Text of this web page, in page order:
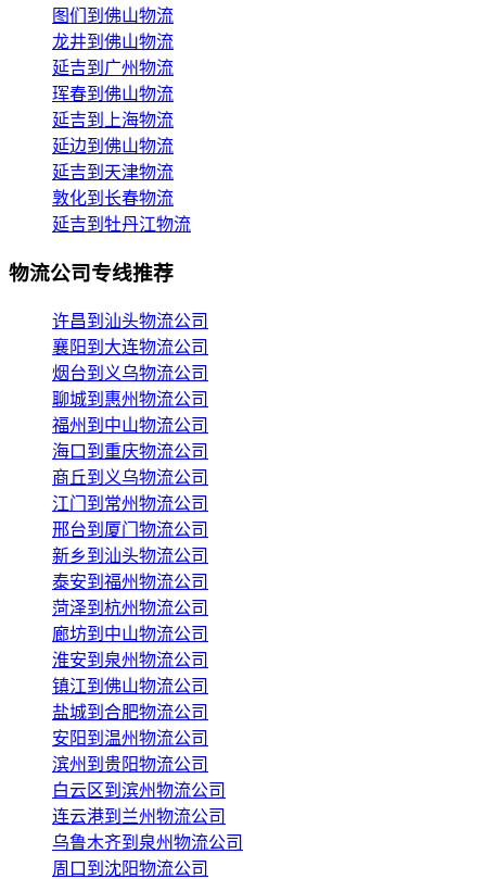
图们到佛山物流
龙井到佛山物流
延吉到广州物流
珲春到佛山物流
延吉到上海物流
延边到佛山物流
延吉到天津物流
敦化到长春物流
延吉到牡丹江物流
物流公司专线推荐
许昌到汕头物流公司
襄阳到大连物流公司
烟台到义乌物流公司
聊城到惠州物流公司
福州到中山物流公司
海口到重庆物流公司
商丘到义乌物流公司
江门到常州物流公司
邢台到厦门物流公司
新乡到汕头物流公司
泰安到福州物流公司
菏泽到杭州物流公司
廊坊到中山物流公司
淮安到泉州物流公司
镇江到佛山物流公司
盐城到合肥物流公司
安阳到温州物流公司
滨州到贵阳物流公司
白云区到滨州物流公司
连云港到兰州物流公司
乌鲁木齐到泉州物流公司
周口到沈阳物流公司